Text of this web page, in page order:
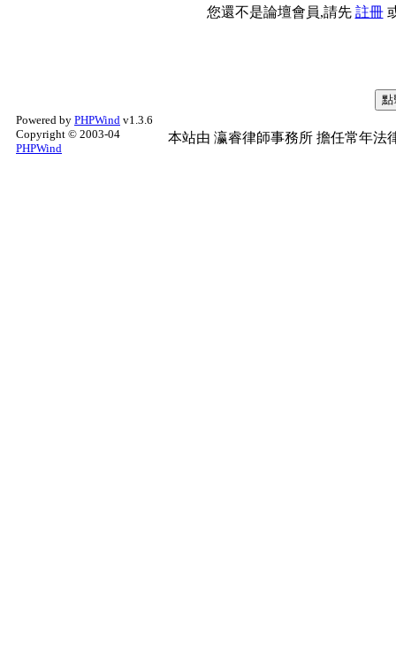
您還不是論壇會員,請先 註冊
Powered by PHPWind v1.3.6
Copyright © 2003-04
PHPWind
本站由 瀛睿律師事務所 擔任常年法